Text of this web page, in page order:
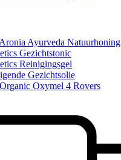
Ayurveda Natuurhoning
Gezichtstonic
Reinigingsgel
Gezichtsolie
Oxymel 4 Rovers